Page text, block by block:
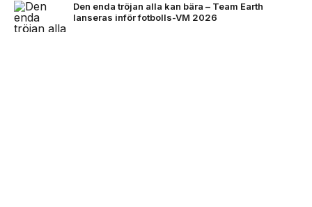
Den enda tröjan alla kan bära – Team Earth
lanseras inför fotbolls-VM 2026